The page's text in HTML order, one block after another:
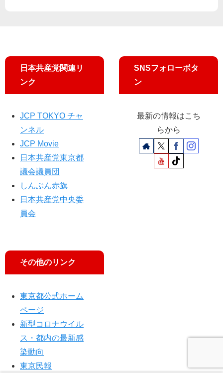
調
“ホ
ム
ア
あ
ば”
日本共産党関連リ
ンク
JCP TOKYO チャ
ンネル
JCP Movie
日本共産党東京都
議会議員団
しんぶん赤旗
日本共産党中央委
員会
その他のリンク
東京都公式ホーム
ページ
新型コロナウイル
ス・都内の最新感
染動向
東京民報
SNSフォローボタ
ン
最新の情報はこち
らから